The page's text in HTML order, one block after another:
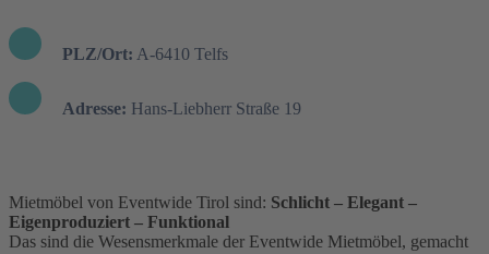
PLZ/Ort: A-6410 Telfs
Adresse: Hans-Liebherr Straße 19
Mietmöbel von Eventwide Tirol sind: Schlicht – Elegant –
Eigenproduziert – Funktional
Das sind die Wesensmerkmale der Eventwide Mietmöbel, gemacht